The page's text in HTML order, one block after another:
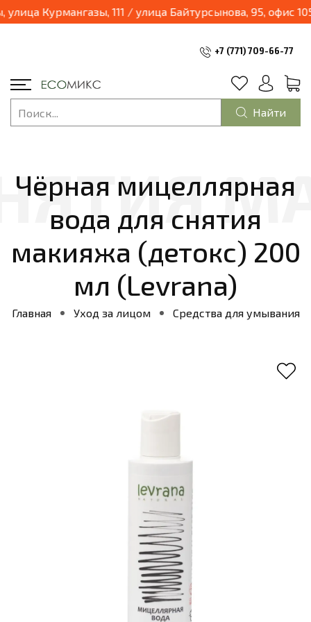
наш магазин переходит в формат шоурум и будет находиться по адресу: г.Алматы, улица Курмангазы, 111 /
+7 (771) 709-66-77
Найти
Чёрная мицеллярная
вода для снятия
макияжа (детокс) 200
мл (Levrana)
Главная Уход за лицом Средства для умывания